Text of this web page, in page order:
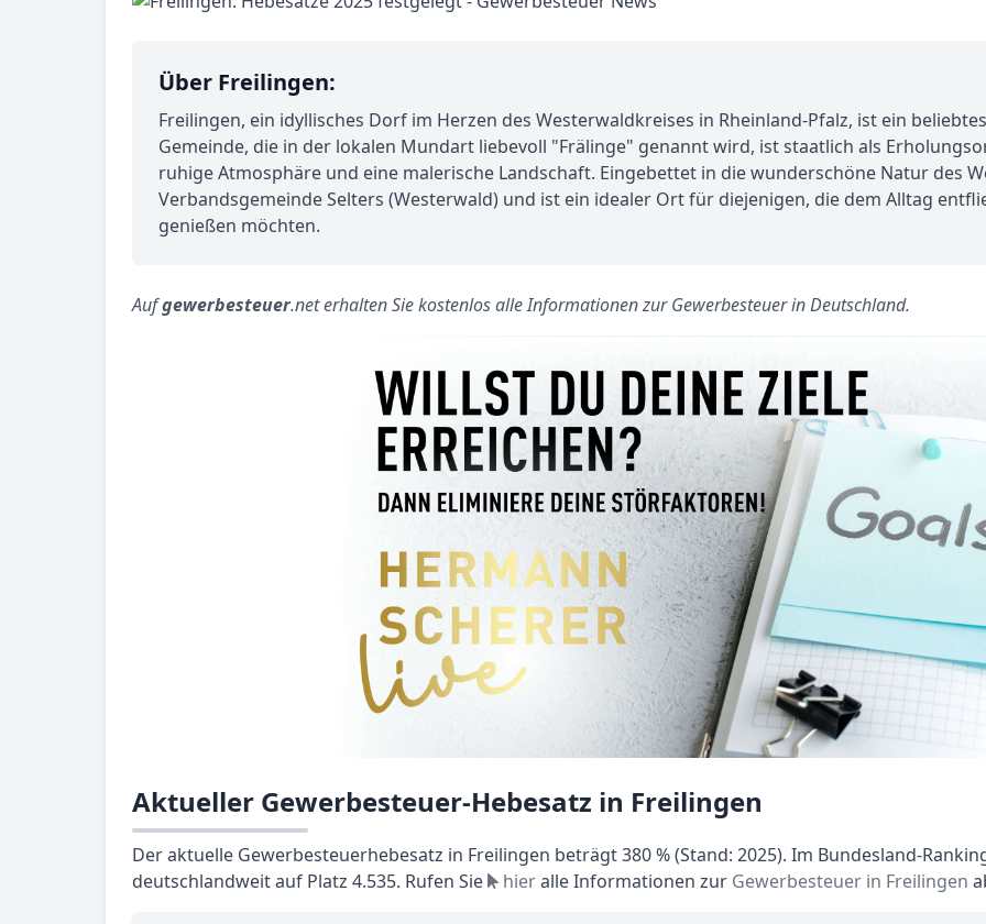
Über Freilingen:
Freilingen, ein idyllisches Dorf im Herzen des Westerwaldkreises in Rheinland-Pfalz, ist ein
Gemeinde, die in der lokalen Mundart liebevoll "Frälinge" genannt wird, ist staatlich als
ruhige Atmosphäre und eine malerische Landschaft. Eingebettet in die wunderschöne Natur des
Verbandsgemeinde Selters (Westerwald) und ist ein idealer Ort für diejenigen, die dem Alltag
genießen möchten.
Aufgewerbesteuer.net erhalten Sie kostenlos alle Informationen zur Gewerbesteuer in Deutschland.
Aktueller Gewerbesteuer-Hebesatz in Freilingen
Der aktuelle Gewerbesteuerhebesatz in Freilingen beträgt 380 % (Stand: 2025). Im Bundesland-
deutschlandweit auf Platz 4.535. Rufen Sie
hieralle Informationen zur Gewerbesteuer in Freilingen